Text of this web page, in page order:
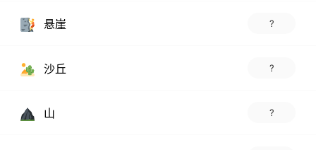
悬崖 ?
沙丘 ?
山 ?